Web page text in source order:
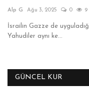
ANKET VE TEST
KÜLTÜR & SANAT
YAŞAM
Alp G Ağu 3, 2025 0 9
İsrailin Gazze de
Yahudiler aynı ke...
GÜNCEL KUR